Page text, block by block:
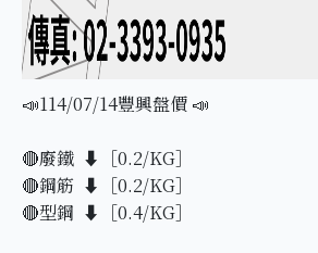
📣114/07/14豐興盤價 📣
🔴廢鐵 ⬇️［0.2/KG］
🔴鋼筋 ⬇️［0.2/KG］
🔴型鋼 ⬇️［0.4/KG］